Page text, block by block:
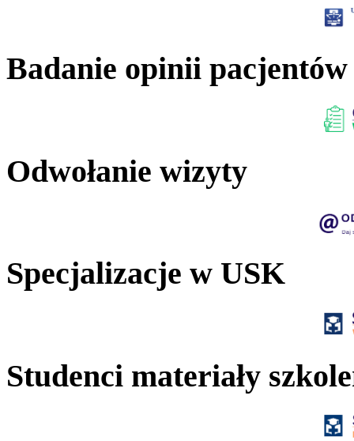
Badanie opinii pacjentów
Odwołanie wizyty
Specjalizacje w USK
Studenci materiały